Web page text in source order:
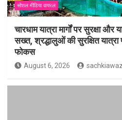
सोशल मीडिया वायरल
चारधाम यात्रा मार्गों पर सुरक्षा और
सख्त, श्रद्धालुओं की सुरक्षित
फोकस
August 6, 2026 sachkiawaz